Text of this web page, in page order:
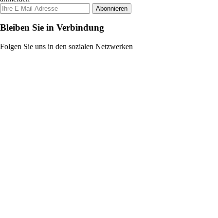
Abonnieren
Bleiben Sie in Verbindung
Folgen Sie uns in den sozialen Netzwerken